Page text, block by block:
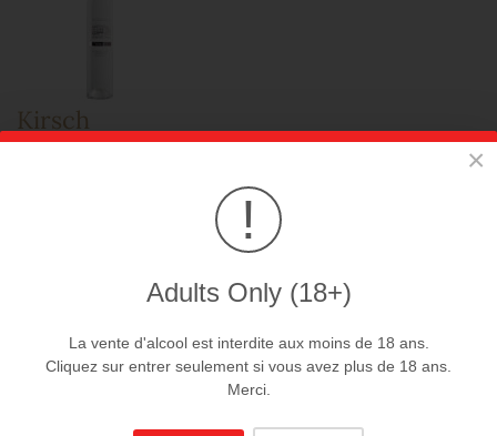
Kirsch
35.00 CHf
×
!
Adults Only (18+)
La vente d'alcool est interdite aux moins de 18 ans.
Cliquez sur entrer seulement si vous avez plus de 18 ans.
Merci.